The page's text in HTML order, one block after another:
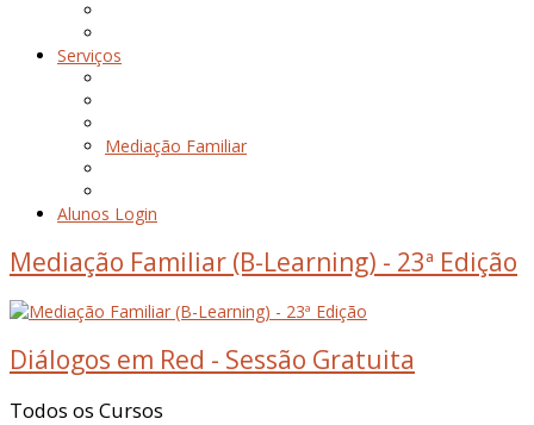
Serviços
Mediação Familiar
Alunos Login
Mediação Familiar (B-Learning) - 23ª Edição
Diálogos em Red - Sessão Gratuita
Todos os Cursos